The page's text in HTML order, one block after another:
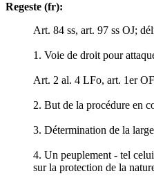
Regeste (fr):
Art. 84 ss, art. 97 ss OJ;
1. Voie de droit pour
Art. 2 al. 4 LFo, art. 1er
2. But de la procédure en
3. Détermination de la
4. Un peuplement - tel
sur la protection de la